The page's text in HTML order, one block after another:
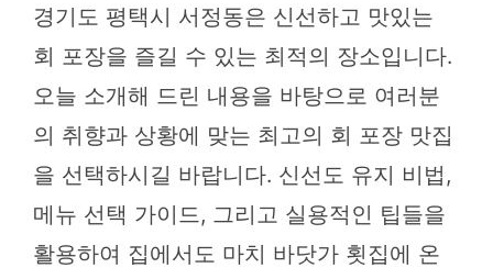
경기도 평택시 서정동은 신선하고 맛있는
회 포장을 즐길 수 있는 최적의 장소입니다.
오늘 소개해 드린 내용을 바탕으로 여러분
의 취향과 상황에 맞는 최고의 회 포장 맛집
을 선택하시길 바랍니다. 신선도 유지 비법,
메뉴 선택 가이드, 그리고 실용적인 팁들을
활용하여 집에서도 마치 바닷가 횟집에 온